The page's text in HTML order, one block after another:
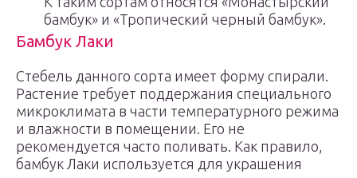
бамбук» и «Тропический черный бамбук».
Бамбук Лаки
Стебель данного сорта имеет форму спирали.
Растение требует поддержания специального
микроклимата в части температурного режима
и влажности в помещении. Его не
рекомендуется часто поливать. Как правило,
бамбук Лаки используется для украшения